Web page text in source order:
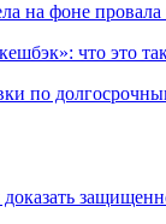
на фоне
что это
по